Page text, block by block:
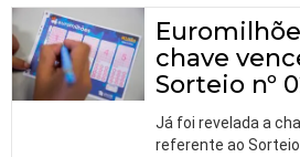
chave
Sorteio nº
Já foi revelada a
referente ao